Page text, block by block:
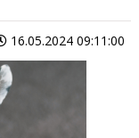
16.05.2024 09:11:00